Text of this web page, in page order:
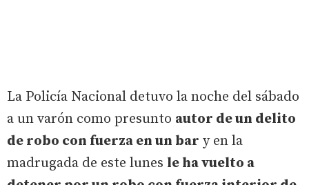
La Policía Nacional detuvo la noche del sábado
a un varón como presunto autor de un delito
de robo con fuerza en un bar y en la
madrugada de este lunes le ha vuelto a